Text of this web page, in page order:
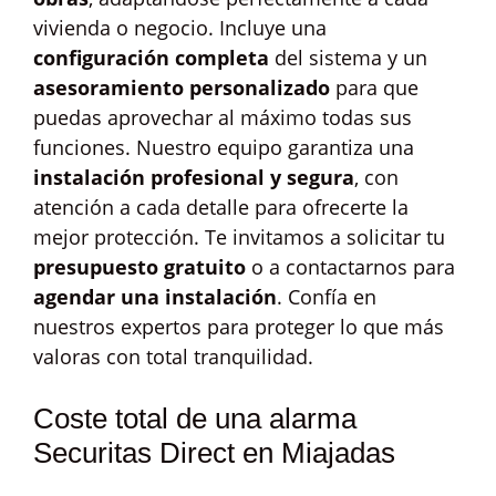
vivienda o negocio. Incluye una
configuración completa del sistema y un
asesoramiento personalizado para que
puedas aprovechar al máximo todas sus
funciones. Nuestro equipo garantiza una
instalación profesional y segura, con
atención a cada detalle para ofrecerte la
mejor protección. Te invitamos a solicitar tu
presupuesto gratuito o a contactarnos para
agendar una instalación. Confía en
nuestros expertos para proteger lo que más
valoras con total tranquilidad.
Coste total de una alarma
Securitas Direct en Miajadas